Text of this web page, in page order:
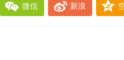
微信 新浪